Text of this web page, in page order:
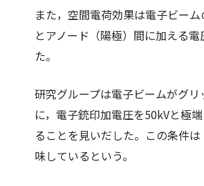
また，空間電荷効果は電子ビー
とアノード（陽極）間に加える
た。
研究グループは電子ビームがグ
に，電子銃印加電圧を50kVと極
ることを見いだした。この条件
味しているという。